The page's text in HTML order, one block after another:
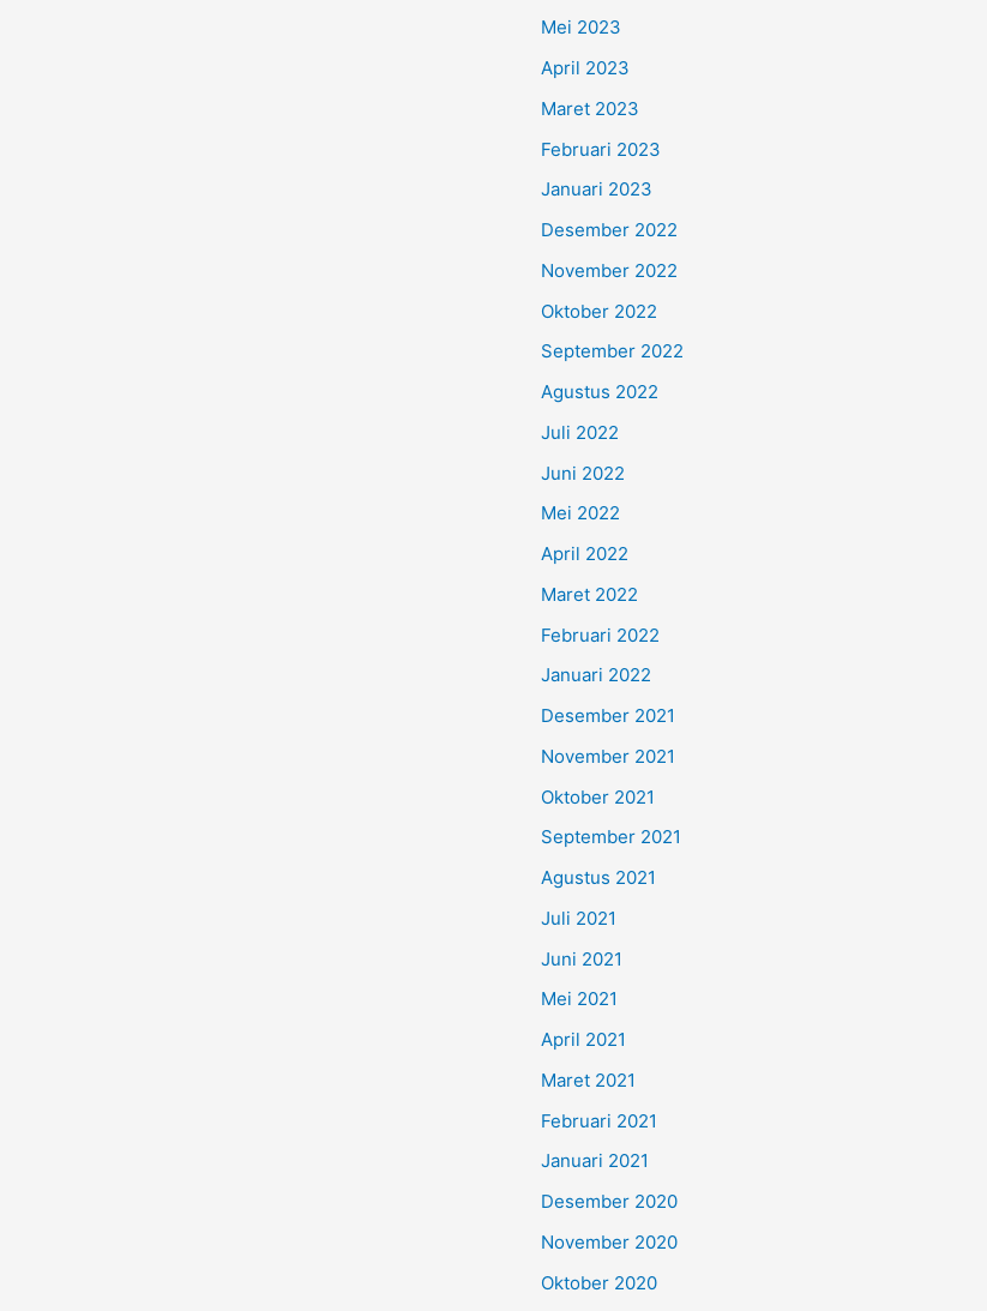
Mei 2023
April 2023
Maret 2023
Februari 2023
Januari 2023
Desember 2022
November 2022
Oktober 2022
September 2022
Agustus 2022
Juli 2022
Juni 2022
Mei 2022
April 2022
Maret 2022
Februari 2022
Januari 2022
Desember 2021
November 2021
Oktober 2021
September 2021
Agustus 2021
Juli 2021
Juni 2021
Mei 2021
April 2021
Maret 2021
Februari 2021
Januari 2021
Desember 2020
November 2020
Oktober 2020